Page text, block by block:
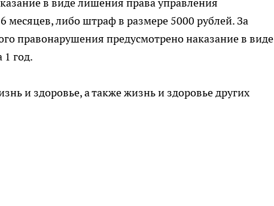
месяцев, либо штраф в размере 5000 рублей. За
правонарушения предусмотрено наказание в виде
год.
и здоровье, а также жизнь и здоровье других